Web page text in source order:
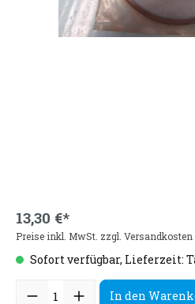
13,30 €*
Preise inkl. MwSt. zzgl. Versandkosten
Sofort verfügbar, Lieferzeit:
In den